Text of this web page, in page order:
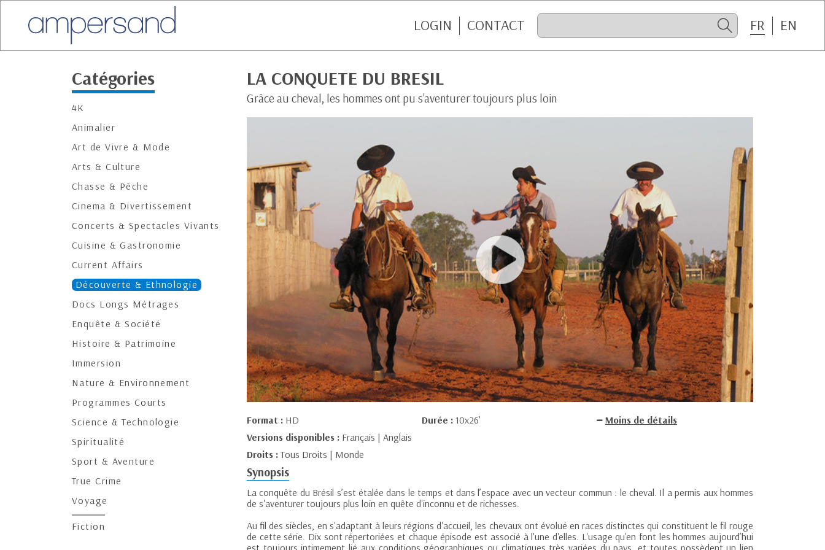
LOGIN CONTACT FR EN
Catégories
4K
Animalier
Art de Vivre & Mode
Arts & Culture
Chasse & Pêche
Cinema & Divertissement
Concerts & Spectacles Vivants
Cuisine & Gastronomie
Current Affairs
Découverte & Ethnologie
Docs Longs Métrages
Enquête & Société
Histoire & Patrimoine
Immersion
Nature & Environnement
Programmes Courts
Science & Technologie
Spiritualité
Sport & Aventure
True Crime
Voyage
Fiction
LA CONQUETE DU BRESIL
Grâce au cheval, les hommes ont pu s'aventurer toujours plus loin
Format : HD Durée : 10x26’
Moins de détails
Versions disponibles : Français | Anglais
Droits :Tous Droits | Monde
Synopsis
La conquête du Brésil s’est étalée dans le temps et dans l’espace avec un vecteur commun : le cheval. Il a permis aux hommes
de s'aventurer toujours plus loin en quête d'inconnu et de richesses.
Au fil des siècles, en s'adaptant à leurs régions d'accueil, les chevaux ont évolué en races distinctes qui constituent le fil rouge
de cette série. Dix sont répertoriées et chaque épisode est associé à l'une d'elles. L'usage qu'en font les hommes aujourd’hui